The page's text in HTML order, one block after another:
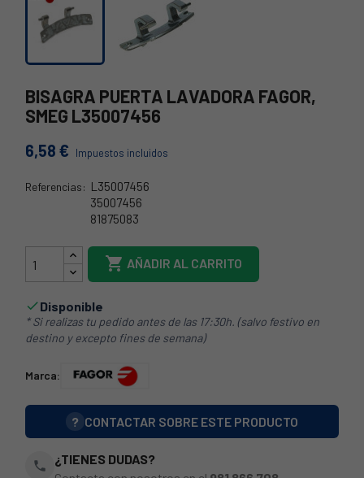
BISAGRA PUERTA LAVADORA FAGOR,
SMEG L35007456
6,58 € Impuestos incluidos
Referencias: L35007456
35007456
81875083
 AÑADIR AL CARRITO
Disponible
* Si realizas tu pedido antes de las 17:30h. (salvo festivo en
destino y excepto fines de semana)
Marca:
? CONTACTAR SOBRE ESTE PRODUCTO
phone
¿TIENES DUDAS?